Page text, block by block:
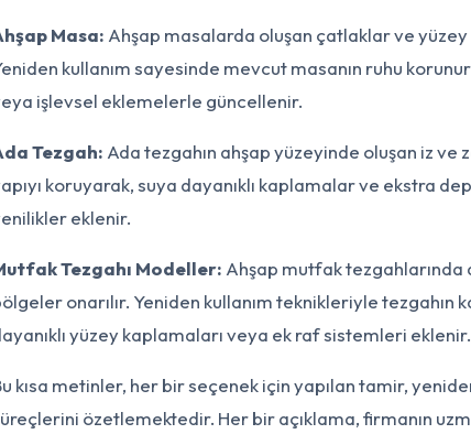
Masa: Ahşap masalarda oluşan çatlaklar ve
kullanım sayesinde mevcut masanın ruhu
işlevsel eklemelerle güncellenir.
Tezgah: Ada tezgahın ahşap yüzeyinde oluşan iz
koruyarak, suya dayanıklı kaplamalar ve ekstra
eklenir.
Tezgahı Modeller: Ahşap mutfak tezgahlarında
onarılır. Yeniden kullanım teknikleriyle
yüzey kaplamaları veya ek raf sistemleri eklenir.
kısa metinler, her bir seçenek için yapılan tamir,
özetlemektedir. Her bir açıklama, firmanın